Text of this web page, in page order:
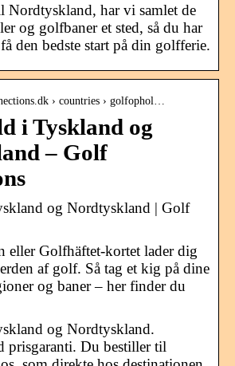
Nordtyskland, har vi samlet de
og golfbaner et sted, så du har
den bedste start på din golfferie.
› countries › golfophol…
i Tyskland og
– Golf
og Nordtyskland | Golf
eller Golfhäftet-kortet lader dig
af golf. Så tag et kig på dine
og baner – her finder du
og Nordtyskland.
prisgaranti. Du bestiller til